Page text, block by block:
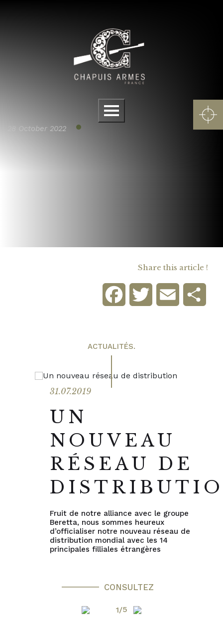
Menu
28 October 2022
Share this article !
FacebookTwitter Email
ACTUALITÉS.
31.07.2019
UN
NOUVEAU
RÉSEAU DE
Fruit de notre alliance avec le groupe
Beretta, nous sommes heureux
d’officialiser notre nouveau réseau de
distribution mondial avec les 14
principales filliales étrangères
CONSULTEZ